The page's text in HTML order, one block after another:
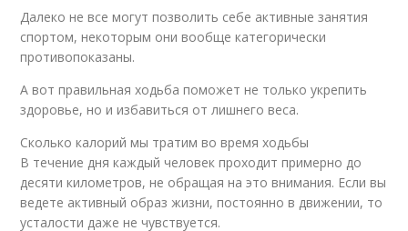
Далеко не все могут позволить себе активные занятия
спортом, некоторым они вообще категорически
противопоказаны.
А вот правильная ходьба поможет не только укрепить
здоровье, но и избавиться от лишнего веса.
Сколько калорий мы тратим во время ходьбы
В течение дня каждый человек проходит примерно до
десяти километров, не обращая на это внимания. Если вы
ведете активный образ жизни, постоянно в движении, то
усталости даже не чувствуется.